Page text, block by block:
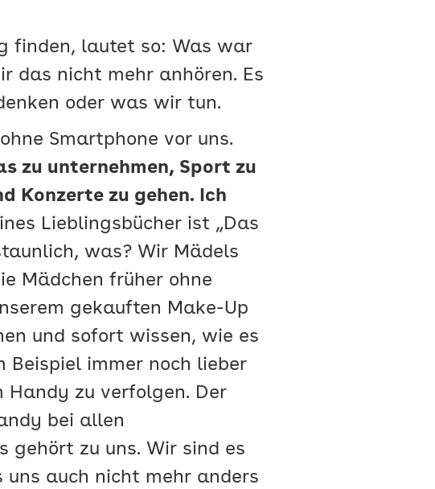
finden, lautet so: Was war
das nicht mehr anhören. Es
oder was wir tun.
Smartphone vor uns.
zu unternehmen, Sport zu
Konzerte zu gehen. Ich
Lieblingsbücher ist „Das
was? Wir Mädels
Mädchen früher ohne
gekauften Make-Up
und sofort wissen, wie es
Beispiel immer noch lieber
zu verfolgen. Der
bei allen
gehört zu uns. Wir sind es
auch nicht mehr anders